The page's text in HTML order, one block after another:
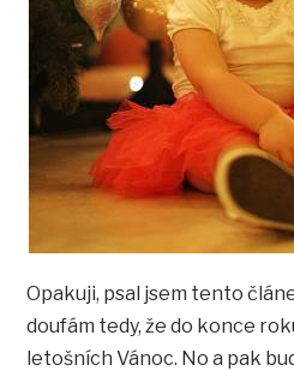
Opakuji, psal jsem tento
doufám tedy, že do konce
letošních Vánoc. No a pak